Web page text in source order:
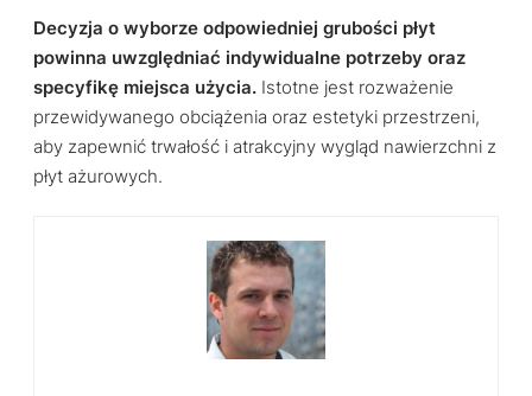
Decyzja o wyborze odpowiedniej grubości płyt
powinna uwzględniać indywidualne potrzeby oraz
specyfikę miejsca użycia. Istotne jest rozważenie
przewidywanego obciążenia oraz estetyki przestrzeni,
aby zapewnić trwałość i atrakcyjny wygląd nawierzchni z
płyt ażurowych.